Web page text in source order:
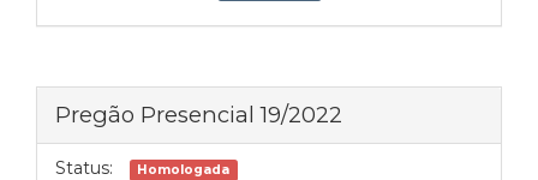
Pregão Presencial 19/2022
Status: Homologada